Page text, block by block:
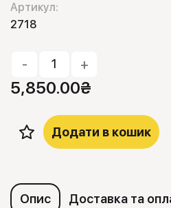
Артикул:
2718
- +
5,850.00₴
Додати в кошик
Опис Доставка та